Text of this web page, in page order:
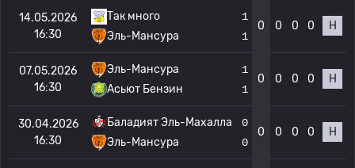
14.05.2026
16:30
Так много
Эль-Мансура
1
1
0 0 0 0 Н
07.05.2026
16:30
Эль-Мансура
Асьют Бензин
1
1
0 0 0 0 Н
30.04.2026
16:30
Баладият Эль-Махалла
Эль-Мансура
0
0
0 0 0 0 Н